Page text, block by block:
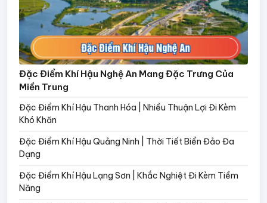
Đặc Điểm Khí Hậu Nghệ An Mang Đặc Trưng Của
Miền Trung
Đặc Điểm Khí Hậu Thanh Hóa | Nhiều Thuận Lợi Đi Kèm
Khó Khăn
Đặc Điểm Khí Hậu Quảng Ninh | Thời Tiết Biển Đảo Đa
Dạng
Đặc Điểm Khí Hậu Lạng Sơn | Khắc Nghiệt Đi Kèm Tiềm
Năng